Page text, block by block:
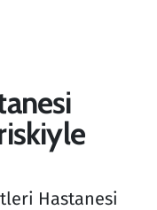
Hastanesi